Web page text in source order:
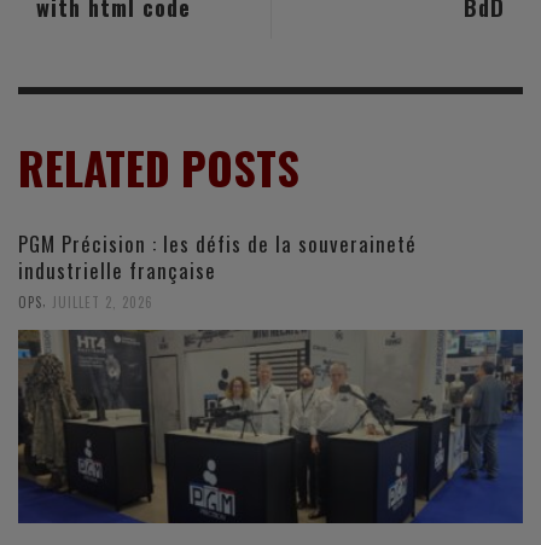
BdD
with html code
RELATED POSTS
PGM Précision : les défis de la souveraineté
industrielle française
OPS, JUILLET 2, 2026